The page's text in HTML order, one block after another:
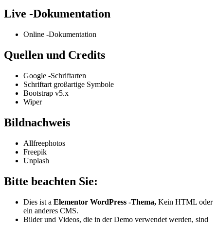
Live -Dokumentation
Online -Dokumentation
Quellen und Credits
Google -Schriftarten
Schriftart großartige Symbole
Bootstrap v5.x
Wiper
Bildnachweis
Allfreephotos
Freepik
Unplash
Bitte beachten Sie:
Dies ist a Elementor WordPress -Thema, Kein HTML oder
ein anderes CMS.
Bilder und Videos, die in der Demo verwendet werden, sind